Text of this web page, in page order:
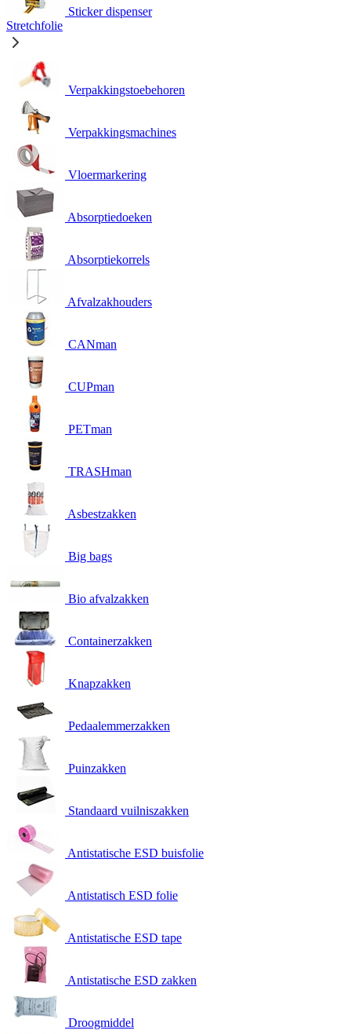
Sticker dispenser
Stretchfolie
Verpakkingstoebehoren
Verpakkingsmachines
Vloermarkering
Absorptiedoeken
Absorptiekorrels
Afvalzakhouders
CANman
CUPman
PETman
TRASHman
Asbestzakken
Big bags
Bio afvalzakken
Containerzakken
Knapzakken
Pedaalemmerzakken
Puinzakken
Standaard vuilniszakken
Antistatische ESD buisfolie
Antistatisch ESD folie
Antistatische ESD tape
Antistatische ESD zakken
Droogmiddel